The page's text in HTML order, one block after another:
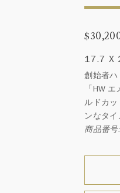
17.7 X
創始者
「HW
ルドカ
ンなタイ
商品番